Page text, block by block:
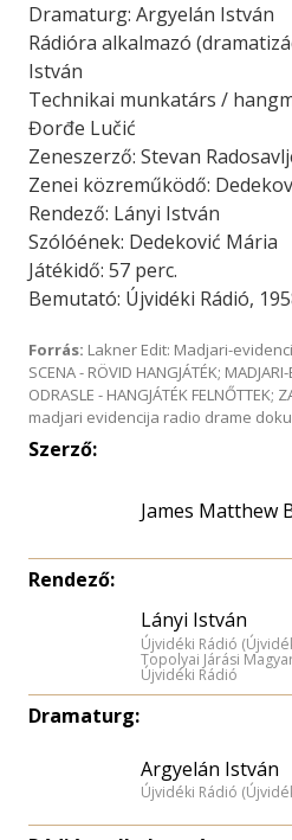
Dramaturg: Argyelán István
Rádióra alkalmazó
István
Technikai munkatárs /
Đorđe Lučić
Zeneszerző: Stevan
Zenei közreműködő:
Rendező: Lányi István
Szólóének: Dedeković Mária
Játékidő: 57 perc.
Bemutató: Újvidéki Rádió,
Forrás: Lakner Edit: Madjari-
SCENA - RÖVID HANGJÁTÉK;
ODRASLE - HANGJÁTÉK FELNŐTTEK;
madjari evidencija radio drame
Szerző:
James Matthew
Rendező:
Lányi István
Újvidéki Rádió
Topolyai Járási
Újvidéki Rádió
Dramaturg:
Argyelán István
Újvidéki Rádió